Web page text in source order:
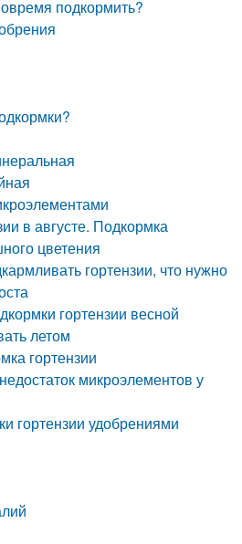
подкормить?
в августе. Подкормка
цветения
гортензии, что нужно
гортензии весной
летом
гортензии
микроэлементов у
гортензии удобрениями